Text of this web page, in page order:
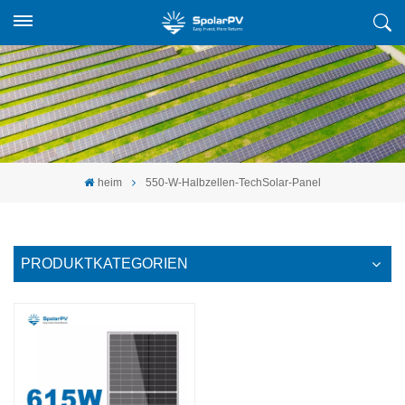
heim 550-W-Halbzellen-TechSolar-Panel
PRODUKTKATEGORIEN